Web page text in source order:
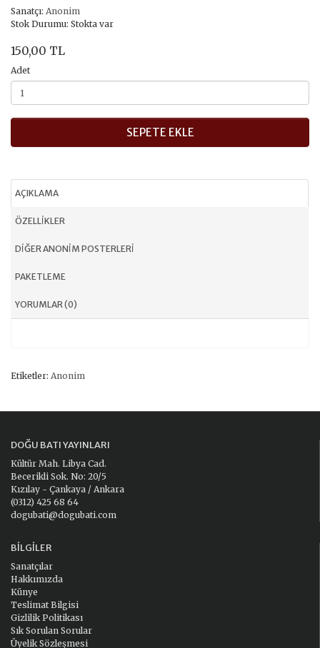
Sanatçı: Anonim
Stok Durumu: Stokta var
150,00 TL
Adet
SEPETE EKLE
AÇIKLAMA
ÖZELLIKLER
DIĞER ANONIM POSTERLERI
PAKETLEME
YORUMLAR (0)
Etiketler: Anonim
DOĞU BATI YAYINLARI
Kültür Mah. Libya Cad.
Becerikli Sok. No: 20/5
Kızılay - Çankaya / Ankara
(0312) 425 68 64
dogubati@dogubati.com
BILGILER
Sanatçılar
Hakkımızda
Künye
Teslimat Bilgisi
Gizlilik Politikası
Sık Sorulan Sorular
Üyelik Sözleşmesi